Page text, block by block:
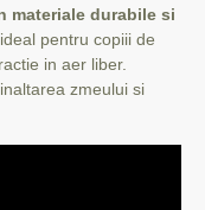
materiale durabile si
pentru copiii de
in aer liber.
zmeului si